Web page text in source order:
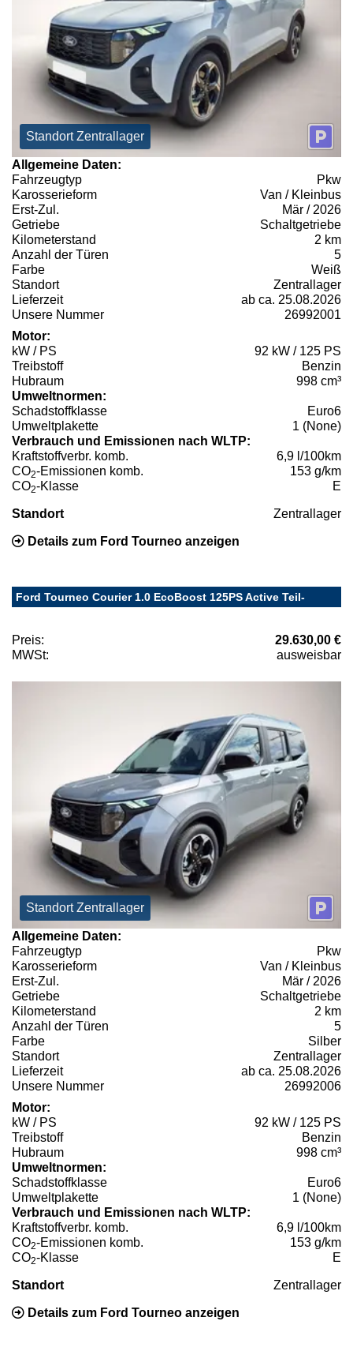
Standort Zentrallager
Allgemeine Daten:
Fahrzeugtyp
Pkw
Karosserieform
Van / Kleinbus
Erst-Zul.
Mär / 2026
Getriebe
Schaltgetriebe
Kilometerstand
2 km
Anzahl der Türen
5
Farbe
Weiß
Standort
Zentrallager
Lieferzeit
ab ca. 25.08.2026
Unsere Nummer
26992001
Motor:
kW / PS
92 kW / 125 PS
Treibstoff
Benzin
Hubraum
998 cm³
Umweltnormen:
Schadstoffklasse
Euro6
Umweltplakette
1 (None)
Verbrauch und Emissionen nach WLTP:
Kraftstoffverbr. komb.
6,9 l/100km
CO2-Emissionen komb.
153 g/km
CO2-Klasse E
Standort Zentrallager
Details zum Ford Tourneo anzeigen
Ford Tourneo Courier 1.0 EcoBoost 125PS Active Teil-
Preis:
29.630,00 €
MWSt:
ausweisbar
Standort Zentrallager
Allgemeine Daten:
Fahrzeugtyp
Pkw
Karosserieform
Van / Kleinbus
Erst-Zul.
Mär / 2026
Getriebe
Schaltgetriebe
Kilometerstand
2 km
Anzahl der Türen
5
Farbe
Silber
Standort
Zentrallager
Lieferzeit
ab ca. 25.08.2026
Unsere Nummer
26992006
Motor:
kW / PS
92 kW / 125 PS
Treibstoff
Benzin
Hubraum
998 cm³
Umweltnormen:
Schadstoffklasse
Euro6
Umweltplakette
1 (None)
Verbrauch und Emissionen nach WLTP:
Kraftstoffverbr. komb.
6,9 l/100km
CO2-Emissionen komb.
153 g/km
CO2-Klasse E
Standort Zentrallager
Details zum Ford Tourneo anzeigen